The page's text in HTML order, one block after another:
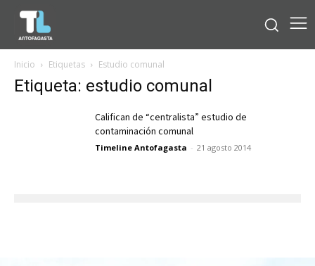
Inicio Etiquetas Estudio comunal
Etiqueta: estudio comunal
Califican de “centralista” estudio de
contaminación comunal
Timeline Antofagasta - 21 agosto 2014